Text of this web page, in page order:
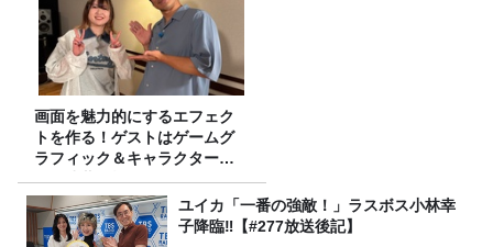
画面を魅力的にするエフェク
トを作る！ゲストはゲームグ
ラフィック＆キャラクター専
攻の遠藤里桜さん！
ユイカ「一番の強敵！」ラスボス小林幸
子降臨‼【#277放送後記】